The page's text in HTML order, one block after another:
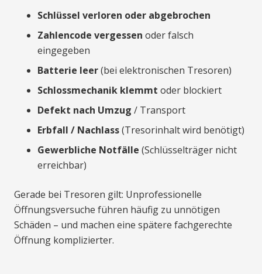
Schlüssel verloren oder abgebrochen
Zahlencode vergessen oder falsch
eingegeben
Batterie leer(bei elektronischen Tresoren)
Schlossmechanik klemmt oder blockiert
Defekt nach Umzug / Transport
Erbfall / Nachlass(Tresorinhalt wird benötigt)
Gewerbliche Notfälle (Schlüsselträger nicht
erreichbar)
Gerade bei Tresoren gilt: Unprofessionelle
Öffnungsversuche führen häufig zu unnötigen
Schäden – und machen eine spätere fachgerechte
Öffnung komplizierter.